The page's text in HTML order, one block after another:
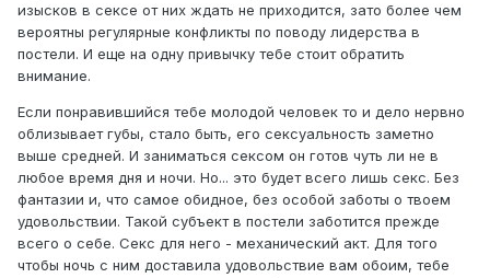
изысков в сексе от них ждать не приходится, зато более чем
вероятны регулярные конфликты по поводу лидерства в
постели. И еще на одну привычку тебе стоит обратить
внимание.
Если понравившийся тебе молодой человек то и дело нервно
облизывает губы, стало быть, его сексуальность заметно
выше средней. И заниматься сексом он готов чуть ли не в
любое время дня и ночи. Но... это будет всего лишь секс. Без
фантазии и, что самое обидное, без особой заботы о твоем
удовольствии. Такой субъект в постели заботится прежде
всего о себе. Секс для него - механический акт. Для того
чтобы ночь с ним доставила удовольствие вам обоим, тебе